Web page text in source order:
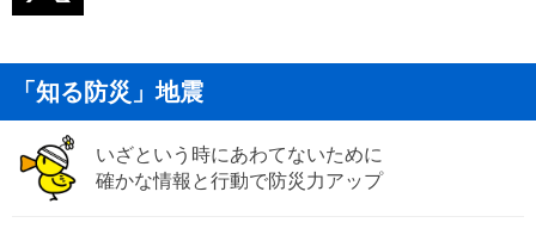
「知る防災」地震
いざという時にあわてないために
確かな情報と行動で防災力アップ